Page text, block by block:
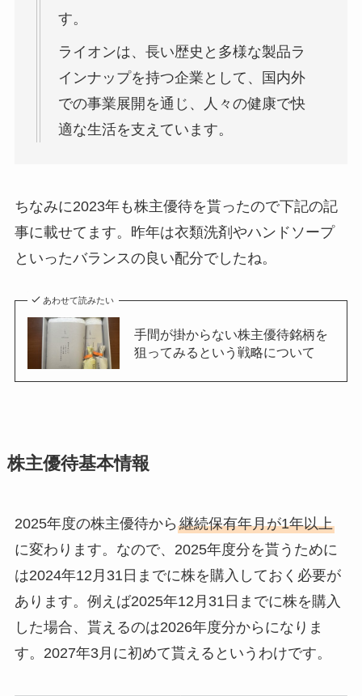
す。
ライオンは、長い歴史と多様な製品ラ
インナップを持つ企業として、国内外
での事業展開を通じ、人々の健康で快
適な生活を支えています。
ちなみに2023年も株主優待を貰ったので下記の記
事に載せてます。昨年は衣類洗剤やハンドソープ
といったバランスの良い配分でしたね。
あわせて読みたい
手間が掛からない株主優待銘柄を
狙ってみるという戦略について
株主優待基本情報
2025年度の株主優待から 継続保有年月が1年以上
に変わります。なので、2025年度分を貰うために
は2024年12月31日までに株を購入しておく必要が
あります。例えば2025年12月31日までに株を購入
した場合、貰えるのは2026年度分からになりま
す。2027年3月に初めて貰えるというわけです。